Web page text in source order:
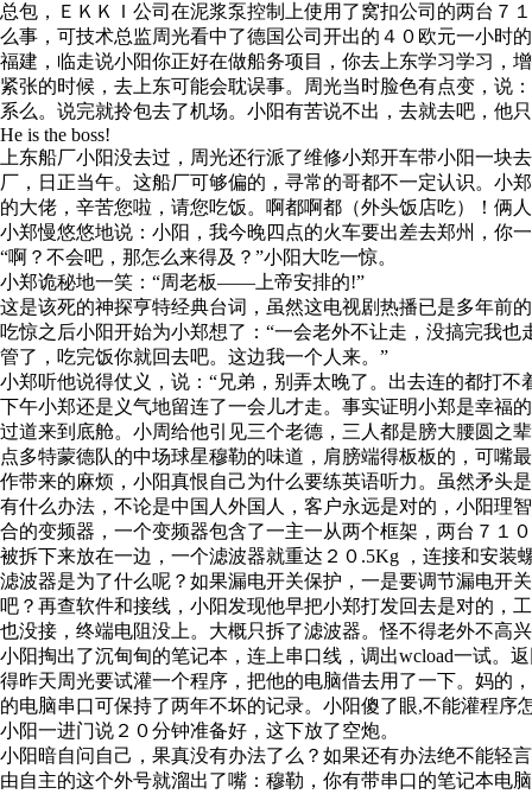
总包，ＥＫＫＩ公司在泥浆泵控制上使用了窝扣公司的两台７
么事，可技术总监周光看中了德国公司开出的４０欧元一小时
福建，临走说小阳你正好在做船务项目，你去上东学习学习，
紧张的时候，去上东可能会耽误事。周光当时脸色有点变，说
系么。说完就拎包去了机场。小阳有苦说不出，去就去吧，他
He is the boss!
上东船厂小阳没去过，周光还行派了维修小郑开车带小阳一
厂，日正当午。这船厂可够偏的，寻常的哥都不一定认识。小
的大佬，辛苦您啦，请您吃饭。啊都啊都（外头饭店吃）！俩
小郑慢悠悠地说：小阳，我今晚四点的火车要出差去郑州，你
“啊？不会吧，那怎么来得及？”小阳大吃一惊。
小郑诡秘地一笑：“周老板――上帝安排的!”
这是该死的神探亨特经典台词，虽然这电视剧热播已是多年前
吃惊之后小阳开始为小郑想了：“一会老外不让走，没搞完我
管了，吃完饭你就回去吧。这边我一个人来。”
小郑听他说得仗义，说：“兄弟，别弄太晚了。出去连的都打不
下午小郑还是义气地留连了一会儿才走。事实证明小郑是幸福
过道来到底舱。小周给他引见三个老德，三人都是膀大腰圆之
点多特蒙德队的中场球星穆勒的味道，肩膀端得板板的，可嘴
作带来的麻烦，小阳真恨自己为什么要练英语听力。虽然矛头
有什么办法，不论是中国人外国人，客户永远是对的，小阳理
合的变频器，一个变频器包含了一主一从两个框架，两台７１
被拆下来放在一边，一个滤波器就重达２０.5Kg ，连接和安
滤波器是为了什么呢？如果漏电开关保护，一是要调节漏电开
吧？再查软件和接线，小阳发现他早把小郑打发回去是对的，
也没接，终端电阻没上。大概只拆了滤波器。怪不得老外不高
小阳掏出了沉甸甸的笔记本，连上串口线，调出wcload一试。
得昨天周光要试灌一个程序，把他的电脑借去用了一下。妈的
的电脑串口可保持了两年不坏的记录。小阳傻了眼,不能灌程
小阳一进门说２０分钟准备好，这下放了空炮。
小阳暗自问自己，果真没有办法了么？如果还有办法绝不能轻
由自主的这个外号就溜出了嘴：穆勒，你有带串口的笔记本电